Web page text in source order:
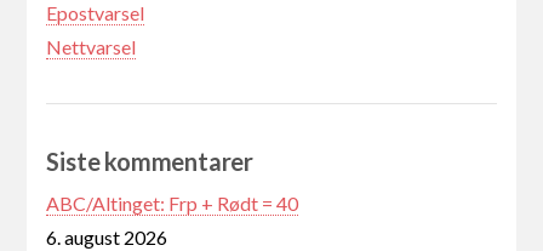
Epostvarsel
Nettvarsel
Siste kommentarer
ABC/Altinget: Frp + Rødt = 40
6. august 2026